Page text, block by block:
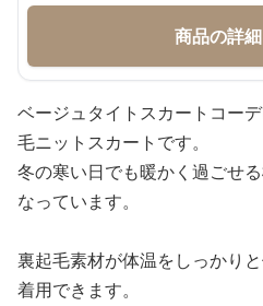
商品の詳
ベージュタイトスカートコー
毛ニットスカートです。
冬の寒い日でも暖かく過ごせ
なっています。
裏起毛素材が体温をしっかり
着用できます。